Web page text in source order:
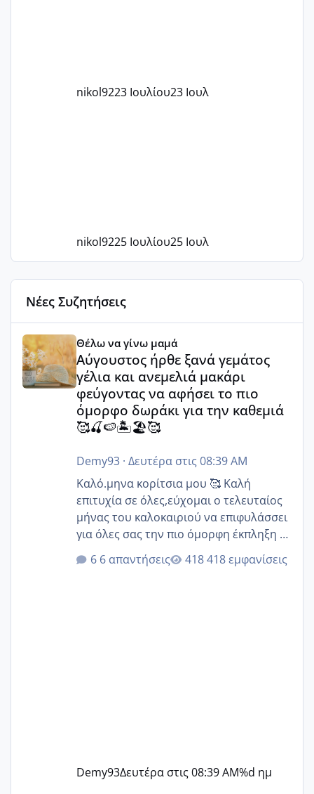
nikol9223 Ιουλίου23 Ιουλ
nikol9225 Ιουλίου25 Ιουλ
Νέες Συζητήσεις
Αύγουστος ήρθε ξανά γεμάτος γέλια και ανεμελιά
Θέλω να γίνω μαμά
Αύγουστος ήρθε ξανά γεμάτος
γέλια και ανεμελιά μακάρι
φεύγοντας να αφήσει το πιο
όμορφο δωράκι για την καθεμιά
🥰🍒🍉🏝️🏖️🥰
Demy93· Δευτέρα στις 08:39 AM
Καλό.μηνα κορίτσια μου 🥰 Καλή
επιτυχία σε όλες,εύχομαι ο τελευταίος
μήνας του καλοκαιριού να επιφυλάσσει
για όλες σας την πιο όμορφη έκπληξη 🧿
@Elk @Melikara86 @Παρασκευαιδου
@Zenia z @melitiniღ @Christi.D.
6 απαντήσεις 418 εμφανίσεις
Demy93Δευτέρα στις 08:39 AM%d ημ